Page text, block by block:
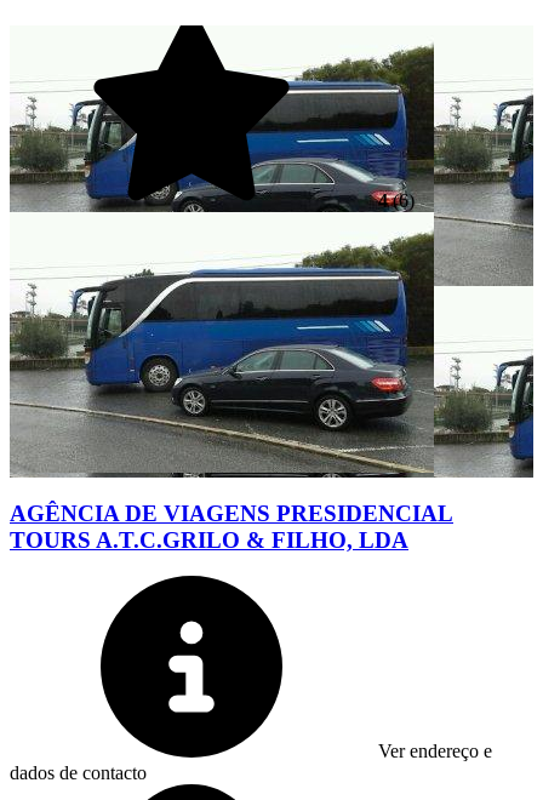
4(6)
AGÊNCIA DE VIAGENS PRESIDENCIAL
TOURS A.T.C.GRILO & FILHO, LDA
Ver endereço e
dados de contacto